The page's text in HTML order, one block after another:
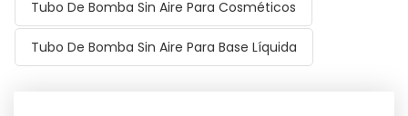
Tubo De Bomba Sin Aire Para Cosméticos
Tubo De Bomba Sin Aire Para Base Líquida